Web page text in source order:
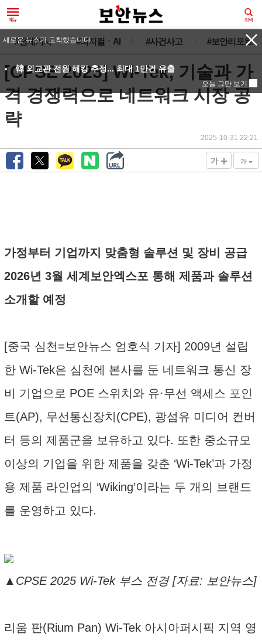
#전체기사 #피지컬ㆍAI #사건사고 #보안리포트
[CPSE 2025] Wi-Tek, 기술과 가
격 경쟁력으로 네트워크 시장 공
략
2025-10-31 22:21
가 + 가 -
가정부터 기업까지 맞춤형 솔루션 및 장비 공급
2026년 3월 세계보안엑스포 통해 제품과 솔루션
소개할 예정
[중국 심천=보안뉴스 엄호식 기자] 2009년 설립
한 Wi-Tek은 심천에 본사를 둔 네트워크 통신 장
비 기업으로 POE 스위치와 유·무선 액세스 포인
트(AP), 무선통신장치(CPE), 광섬유 미디어 컨버
터 등의 제품군을 보유하고 있다. 또한 중소규모
이상의 기업을 위한 제품을 갖춘 ‘Wi-Tek’과 가정
용 제품 라인업의 ‘Wiking’이라는 두 개의 브랜드
를 운영하고 있다.
▲CPSE 2025 Wi-Tek 부스 전경 [자료: 보안뉴스]
리움 판(Rium Pan) Wi-Tek 아시아퍼시픽 지역 영
새로운 뉴스가 도착했습니다.
韓 외교관 전원 해킹 추정... 최대 1만건 유출
오늘 그만 보기